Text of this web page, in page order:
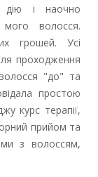
дію і наочно
волосся.
грошей. Усі
проходження
"до" та
простою
курс терапії,
прийом та
з волоссям,